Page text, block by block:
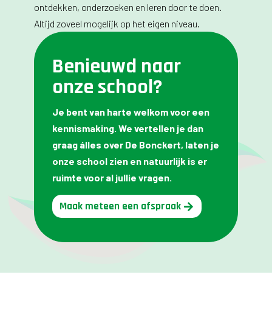
ontdekken, onderzoeken en leren door te doen.
Altijd zoveel mogelijk op het eigen niveau.
Benieuwd naar
onze school?
Je bent van harte welkom voor een
kennismaking. We vertellen je dan
graag álles over De Bonckert, laten je
onze school zien en natuurlijk is er
ruimte voor al jullie vragen.
Maak meteen een afspraak